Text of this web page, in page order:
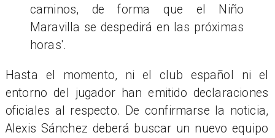
caminos, de forma que el Niño
Maravilla se despedirá en las próximas
horas'.
Hasta el momento, ni el club español ni el
entorno del jugador han emitido declaraciones
oficiales al respecto. De confirmarse la noticia,
Alexis Sánchez deberá buscar un nuevo equipo